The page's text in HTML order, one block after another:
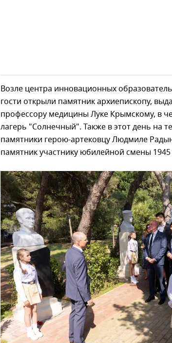
Возле центра инновационных
гости открыли памятник архиепископу,
профессору медицины Луке Крымскому, в
лагерь "Солнечный". Также в этот день на
памятники герою-артековцу Людмиле
памятник участнику юбилейной смены 1945